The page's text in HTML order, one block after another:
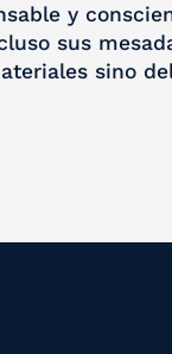
y
sus
sino